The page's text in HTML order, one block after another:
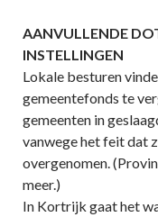
AANVULLENDE
INSTELLINGEN
Lokale besturen
gemeentefonds te
gemeenten in
vanwege het feit dat
overgenomen.
meer.)
In Kortrijk gaat het